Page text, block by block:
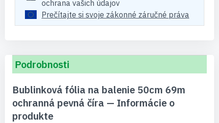
ochrana vašich údajov
Prečítajte si svoje zákonné záručné práva
Podrobnosti
Bublinková fólia na balenie 50cm 69m
ochranná pevná číra — Informácie o
produkte